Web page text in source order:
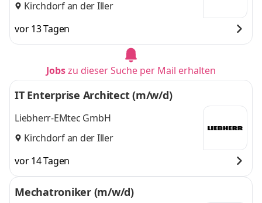
Kirchdorf an der Iller
vor 13 Tagen
Jobszu dieser Suche per Mail erhalten
IT Enterprise Architect (m/w/d)
Liebherr-EMtec GmbH
Kirchdorf an der Iller
vor 14 Tagen
Mechatroniker (m/w/d)